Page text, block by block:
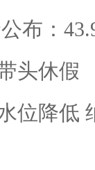
布：
头休假
位降低